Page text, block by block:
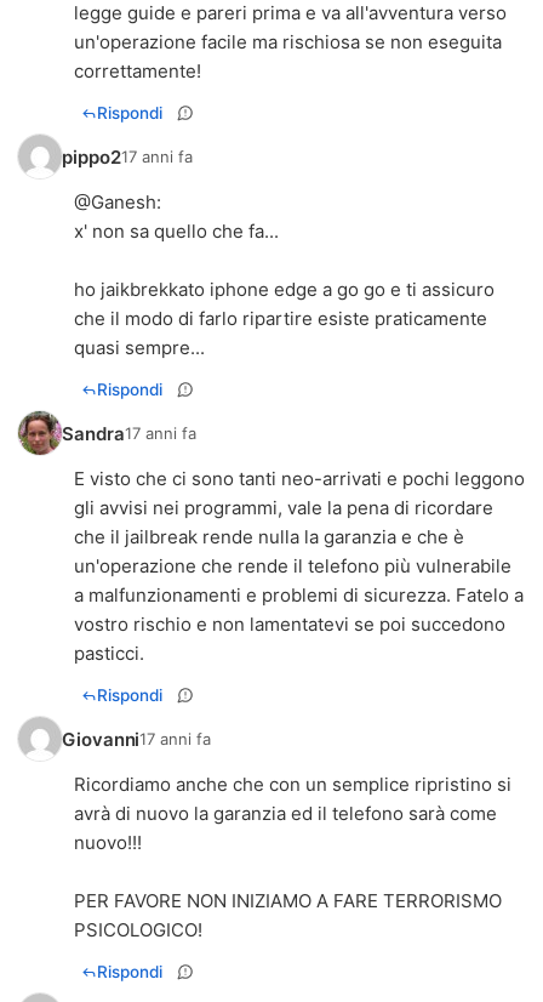
legge guide e pareri prima e va all'avventura verso
un'operazione facile ma rischiosa se non eseguita
correttamente!
Rispondi
pippo217 anni fa
@Ganesh:
x' non sa quello che fa...
ho jaikbrekkato iphone edge a go go e ti assicuro
che il modo di farlo ripartire esiste praticamente
quasi sempre...
Rispondi
Sandra17 anni fa
E visto che ci sono tanti neo-arrivati e pochi leggono
gli avvisi nei programmi, vale la pena di ricordare
che il jailbreak rende nulla la garanzia e che è
un'operazione che rende il telefono più vulnerabile
a malfunzionamenti e problemi di sicurezza. Fatelo a
vostro rischio e non lamentatevi se poi succedono
pasticci.
Rispondi
Giovanni17 anni fa
Ricordiamo anche che con un semplice ripristino si
avrà di nuovo la garanzia ed il telefono sarà come
nuovo!!!
PER FAVORE NON INIZIAMO A FARE TERRORISMO
PSICOLOGICO!
Rispondi